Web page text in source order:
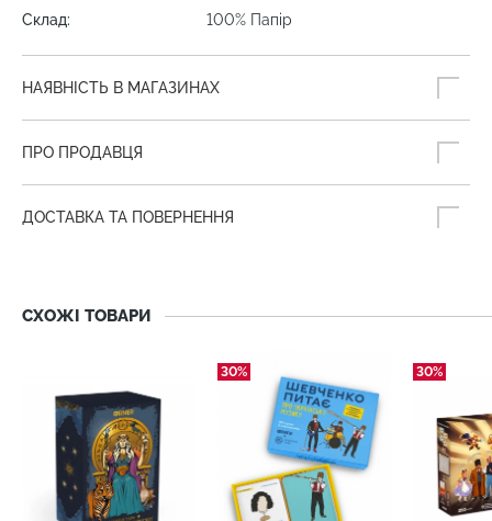
Склад:
100% Папір
НАЯВНІСТЬ В МАГАЗИНАХ
ПРО ПРОДАВЦЯ
ДОСТАВКА ТА ПОВЕРНЕННЯ
СХОЖІ ТОВАРИ
30% 30%